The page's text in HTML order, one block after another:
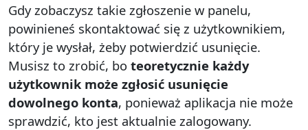
Gdy zobaczysz takie zgłoszenie w panelu,
powinieneś skontaktować się z użytkownikiem,
który je wysłał, żeby potwierdzić usunięcie.
Musisz to zrobić, bo teoretycznie każdy
użytkownik może zgłosić usunięcie
dowolnego konta, ponieważ aplikacja nie może
sprawdzić, kto jest aktualnie zalogowany.